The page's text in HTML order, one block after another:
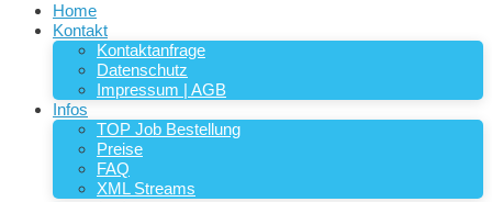
Home
Kontakt
Kontaktanfrage
Datenschutz
Impressum | AGB
Infos
TOP Job Bestellung
Preise
FAQ
XML Streams